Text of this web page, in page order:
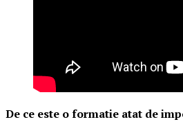
De ce este o formatie atat de